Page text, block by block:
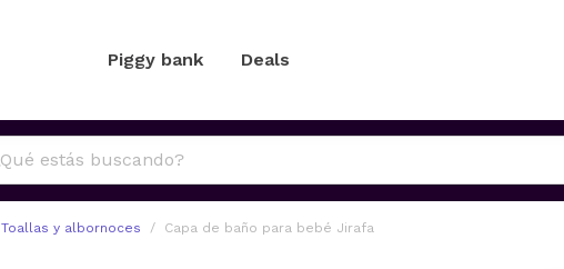
Piggy bank Deals
Toallas y albornoces Capa de baño para bebé Jirafa